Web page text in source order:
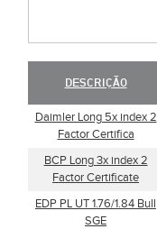
DESCRIÇÃO
Daimler Long 5x index 2
Factor Certifica
BCP Long 3x index 2
Factor Certificate
EDP PL UT 1.76/1.84 Bull
SGE